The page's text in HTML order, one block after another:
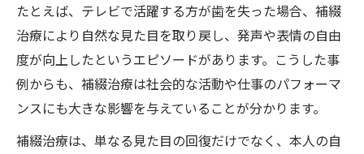
たとえば、テレビで活躍する方が歯を失った場合、補綴
治療により自然な見た目を取り戻し、発声や表情の自由
度が向上したというエピソードがあります。こうした事
例からも、補綴治療は社会的な活動や仕事のパフォーマ
ンスにも大きな影響を与えていることが分かります。
補綴治療は、単なる見た目の回復だけでなく、本人の自